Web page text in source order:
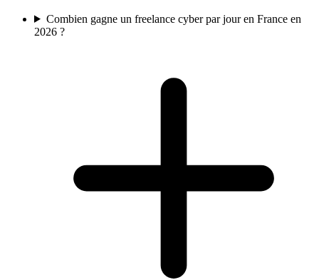
Combien gagne un freelance cyber par jour en France en
2026 ?